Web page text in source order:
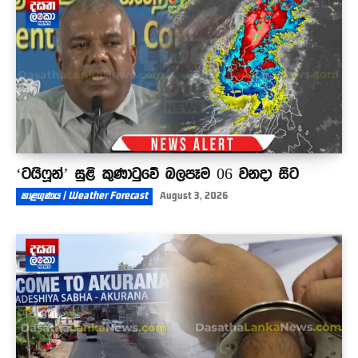
03:57
‘ටයිෆූන්’ සුළි කුණාටුවේ බලපෑම 06 වනදා සිට
කාළගුණය | Weather Forecast August 3, 2026